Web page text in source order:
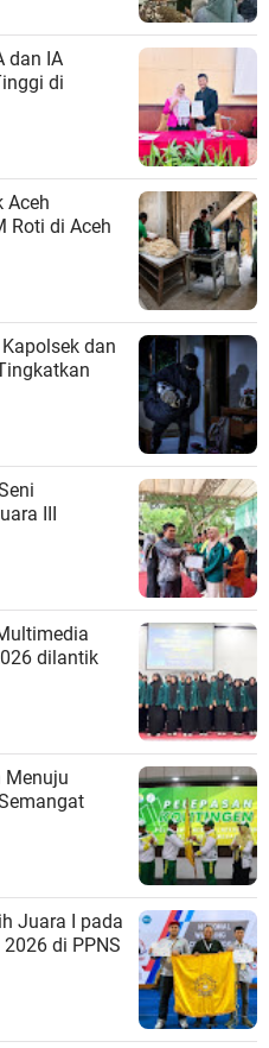
dan IA
di
Aceh
Roti di Aceh
dan
III
2026 dilantik
Menuju
Juara I pada
di PPNS